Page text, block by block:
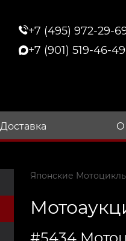
+7 (495) 972-29-
+7 (901) 519-46-49
Доставка О
Японские
#5434